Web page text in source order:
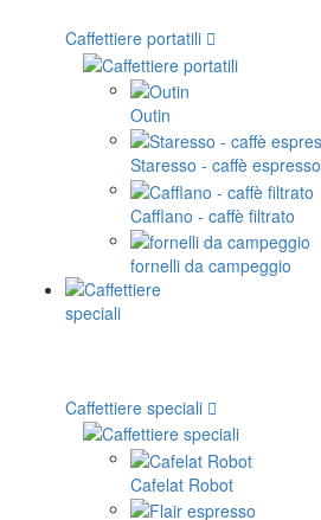
Caffettiere portatili
Outin
Staresso - caffè espresso
Cafflano - caffè filtrato
fornelli da campeggio
Caffettiere speciali
Cafelat Robot